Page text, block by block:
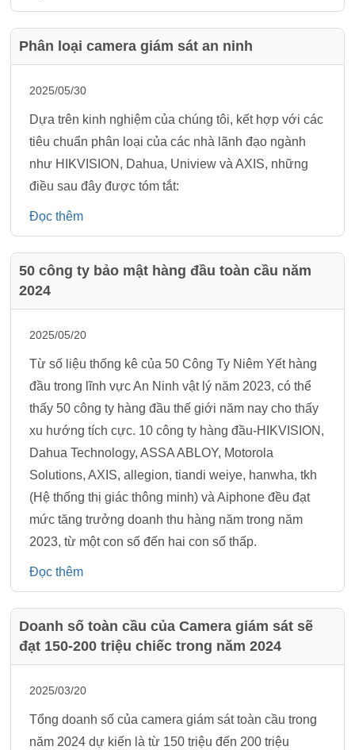
Phân loại camera giám sát an ninh
2025/05/30
Dựa trên kinh nghiệm của chúng tôi, kết hợp với các
tiêu chuẩn phân loại của các nhà lãnh đạo ngành
như HIKVISION, Dahua, Uniview và AXIS, những
điều sau đây được tóm tắt:
Đọc thêm
50 công ty bảo mật hàng đầu toàn cầu năm
2024
2025/05/20
Từ số liệu thống kê của 50 Công Ty Niêm Yết hàng
đầu trong lĩnh vực An Ninh vật lý năm 2023, có thể
thấy 50 công ty hàng đầu thế giới năm nay cho thấy
xu hướng tích cực. 10 công ty hàng đầu-HIKVISION,
Dahua Technology, ASSA ABLOY, Motorola
Solutions, AXIS, allegion, tiandi weiye, hanwha, tkh
(Hệ thống thị giác thông minh) và Aiphone đều đạt
mức tăng trưởng doanh thu hàng năm trong năm
2023, từ một con số đến hai con số thấp.
Đọc thêm
Doanh số toàn cầu của Camera giám sát sẽ
đạt 150-200 triệu chiếc trong năm 2024
2025/03/20
Tổng doanh số của camera giám sát toàn cầu trong
năm 2024 dự kiến là từ 150 triệu đến 200 triệu